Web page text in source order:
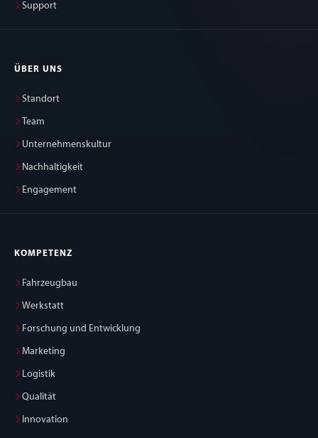
Support
ÜBER UNS
Standort
Team
Unternehmenskultur
Nachhaltigkeit
Engagement
KOMPETENZ
Fahrzeugbau
Werkstatt
Forschung und Entwicklung
Marketing
Logistik
Qualität
Innovation